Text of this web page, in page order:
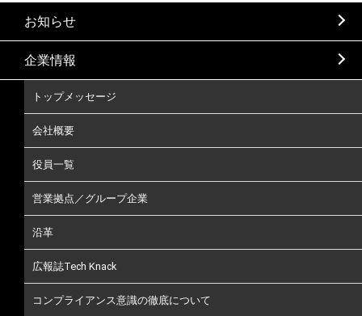
お知らせ
企業情報
トップメッセージ
会社概要
役員一覧
営業拠点／グループ企業
沿革
広報誌Tech Knack
コンプライアンス意識の徹底について